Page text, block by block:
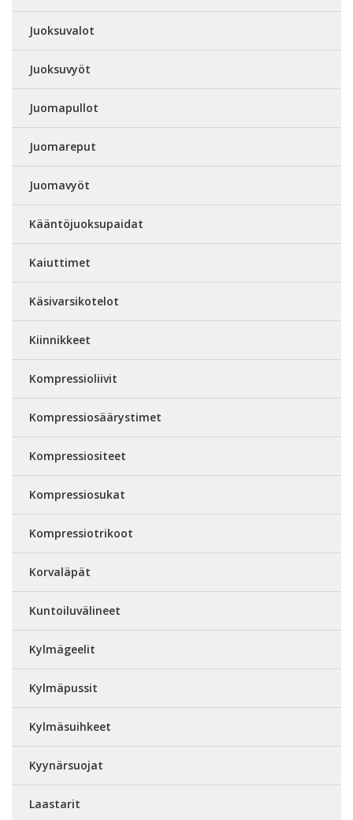
Juoksuvalot
Juoksuvyöt
Juomapullot
Juomareput
Juomavyöt
Kääntöjuoksupaidat
Kaiuttimet
Käsivarsikotelot
Kiinnikkeet
Kompressioliivit
Kompressiosäärystimet
Kompressiositeet
Kompressiosukat
Kompressiotrikoot
Korvaläpät
Kuntoiluvälineet
Kylmägeelit
Kylmäpussit
Kylmäsuihkeet
Kyynärsuojat
Laastarit